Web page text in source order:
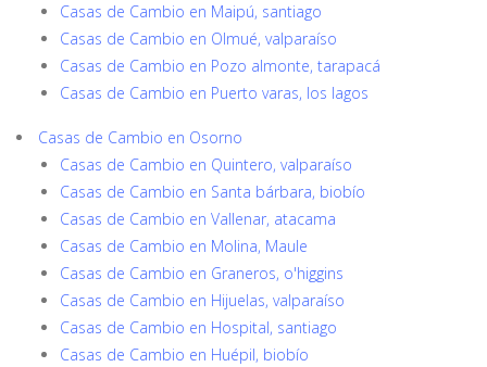
Casas de Cambio en Maipú, santiago
Casas de Cambio en Olmué, valparaíso
Casas de Cambio en Pozo almonte, tarapacá
Casas de Cambio en Puerto varas, los lagos
Casas de Cambio en Osorno
Casas de Cambio en Quintero, valparaíso
Casas de Cambio en Santa bárbara, biobío
Casas de Cambio en Vallenar, atacama
Casas de Cambio en Molina, Maule
Casas de Cambio en Graneros, o'higgins
Casas de Cambio en Hijuelas, valparaíso
Casas de Cambio en Hospital, santiago
Casas de Cambio en Huépil, biobío